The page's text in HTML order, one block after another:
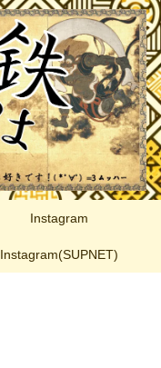
Instagram
Instagram(SUPNET)